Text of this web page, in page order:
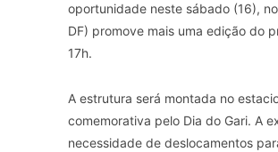
oportunidade neste sábado (16),
DF) promove mais uma edição do
17h.
A estrutura será montada no
comemorativa pelo Dia do Gari. A
necessidade de deslocamentos